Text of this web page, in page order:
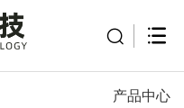
产品中心